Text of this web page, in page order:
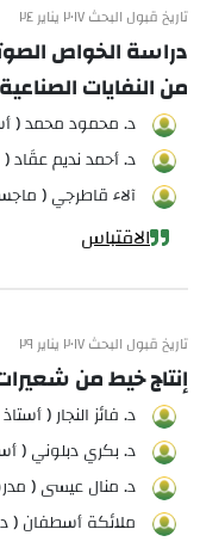
تاريخ قبول البحث ٢٠١٧ يناير ٢٤
دراسة الخواص
من النفايات الصناعية
د. محمود محمد (
د. أحمد نديم
آلاء قاطرجي (
الاقتباس
تاريخ قبول البحث ٢٠١٧ يناير ٢٩
إنتاج خيط من
د. فائز النجار (
د. بكري دبلوني (
د. منال عيسى (
ملائكة أسطفان (